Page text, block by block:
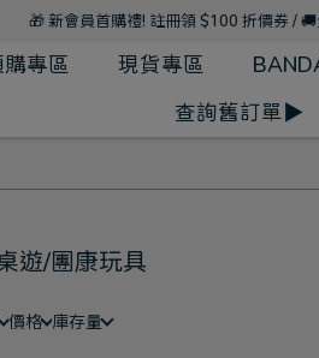
🎁 新會員首購禮! 註冊領 $100 折價券 /
專區 現貨專區
查詢舊訂單▶
遊/團康玩具
價格 庫存量